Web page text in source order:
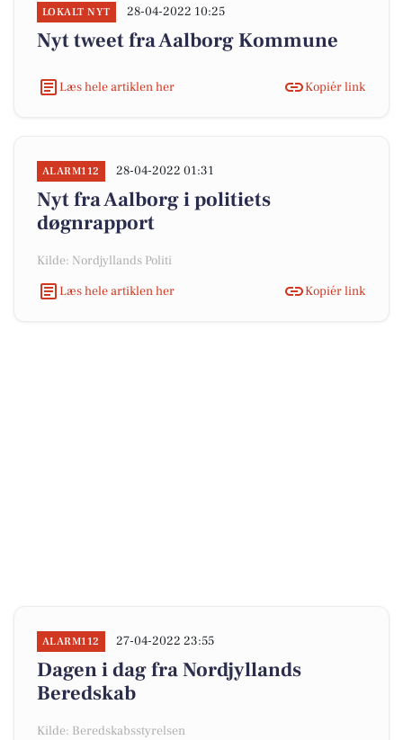
LOKALT NYT 28-04-2022 10:25
Nyt tweet fra Aalborg Kommune
Læs hele artiklen her Kopiér link
ALARM112 28-04-2022 01:31
Nyt fra Aalborg i politiets
døgnrapport
Kilde: Nordjyllands Politi
Læs hele artiklen her
Kopiér link
ALARM112 27-04-2022 23:55
Dagen i dag fra Nordjyllands
Beredskab
Kilde: Beredskabsstyrelsen